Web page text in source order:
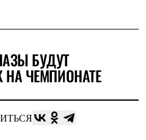
БУДУТ
НА ЧЕМПИОНАТЕ